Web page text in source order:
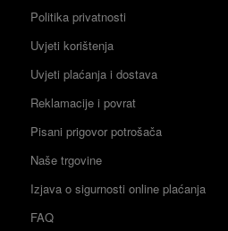
Politika privatnosti
Uvjeti korištenja
Uvjeti plaćanja i dostava
Reklamacije i povrat
Pisani prigovor potrošača
Naše trgovine
Izjava o sigurnosti online plaćanja
FAQ